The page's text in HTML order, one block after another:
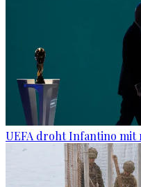
UEFA droht Infantino